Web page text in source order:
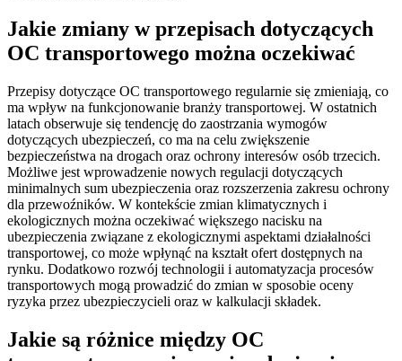
Jakie zmiany w przepisach dotyczących
OC transportowego można oczekiwać
Przepisy dotyczące OC transportowego regularnie się zmieniają, co
ma wpływ na funkcjonowanie branży transportowej. W ostatnich
latach obserwuje się tendencję do zaostrzania wymogów
dotyczących ubezpieczeń, co ma na celu zwiększenie
bezpieczeństwa na drogach oraz ochrony interesów osób trzecich.
Możliwe jest wprowadzenie nowych regulacji dotyczących
minimalnych sum ubezpieczenia oraz rozszerzenia zakresu ochrony
dla przewoźników. W kontekście zmian klimatycznych i
ekologicznych można oczekiwać większego nacisku na
ubezpieczenia związane z ekologicznymi aspektami działalności
transportowej, co może wpłynąć na kształt ofert dostępnych na
rynku. Dodatkowo rozwój technologii i automatyzacja procesów
transportowych mogą prowadzić do zmian w sposobie oceny
ryzyka przez ubezpieczycieli oraz w kalkulacji składek.
Jakie są różnice między OC